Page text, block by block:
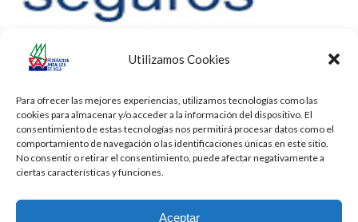
Utilizamos Cookies
Para ofrecer las mejores experiencias, utilizamos tecnologías como las
cookies para almacenar y/o acceder a la información del dispositivo. El
consentimiento de estas tecnologías nos permitirá procesar datos como el
comportamiento de navegación o las identificaciones únicas en este sitio.
No consentir o retirar el consentimiento, puede afectar negativamente a
ciertas características y funciones.
Aceptar